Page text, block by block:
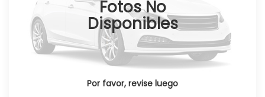
Fotos No
Disponibles
Por favor, revise luego
Disponible